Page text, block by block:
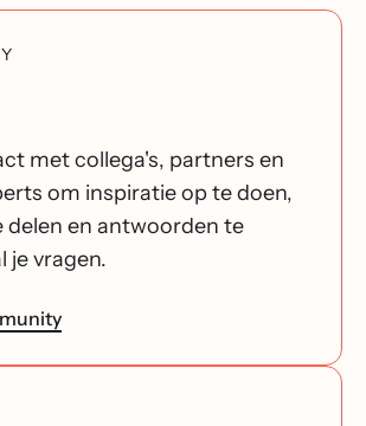
met collega's, partners en
om inspiratie op te doen,
delen en antwoorden te
je vragen.